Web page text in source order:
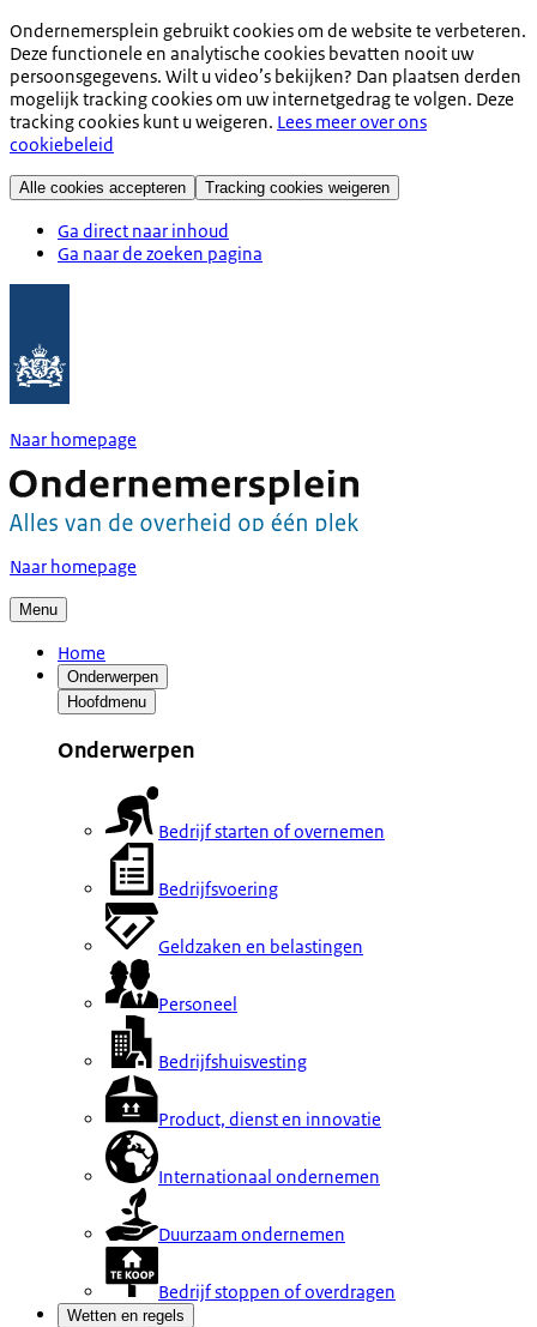
Ondernemersplein gebruikt cookies om de website te verbeteren.
Deze functionele en analytische cookies bevatten nooit uw
persoonsgegevens. Wilt u video’s bekijken? Dan plaatsen derden
mogelijk tracking cookies om uw internetgedrag te volgen. Deze
tracking cookies kunt u weigeren. Lees meer over ons
cookiebeleid
Alle cookies accepteren Tracking cookies weigeren
Ga direct naar inhoud
Ga naar de zoeken pagina
Naar homepage
Naar homepage
Menu
Home
Onderwerpen
Hoofdmenu
Onderwerpen
Bedrijf starten of overnemen
Bedrijfsvoering
Geldzaken en belastingen
Personeel
Bedrijfshuisvesting
Product, dienst en innovatie
Internationaal ondernemen
Duurzaam ondernemen
Bedrijf stoppen of overdragen
Wetten en regels